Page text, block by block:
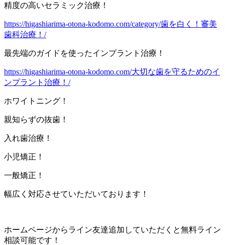
精度の高いセラミック治療！
https://higashiarima-otona-kodomo.com/category/歯を白く！審美
歯科治療！/
最先端のガイドを使ったインプラント治療！
https://higashiarima-otona-kodomo.com/大切な歯を守るためのイ
ンプラント治療！/
ホワイトニング！
親知らずの抜歯！
入れ歯治療！
小児矯正！
一般矯正！
幅広く対応させていただいております！
ホームページからライン友達追加していただくと無料ライン
相談可能です！